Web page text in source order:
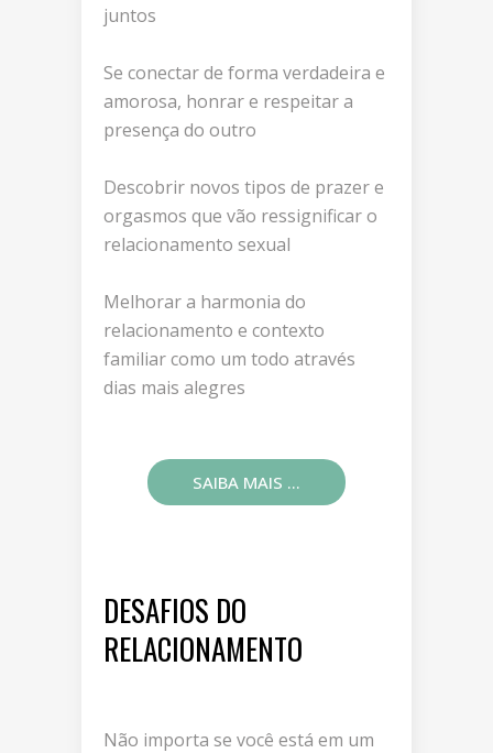
juntos
Se conectar de forma verdadeira e
amorosa, honrar e respeitar a
presença do outro
Descobrir novos tipos de prazer e
orgasmos que vão ressignificar o
relacionamento sexual
Melhorar a harmonia do
relacionamento e contexto
familiar como um todo através
dias mais alegres
SAIBA MAIS ...
DESAFIOS DO
RELACIONAMENTO
Não importa se você está em um